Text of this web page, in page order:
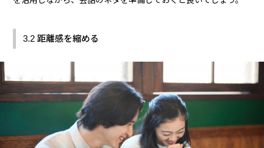
3.2 距離感を縮める